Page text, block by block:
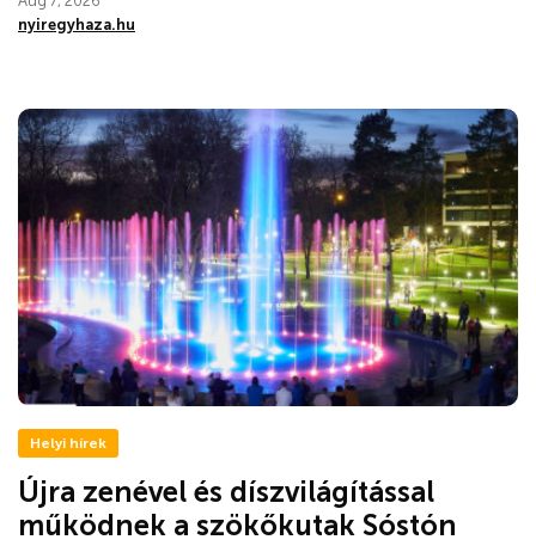
nyiregyhaza.hu
Helyi hírek
Újra zenével és díszvilágítással
működnek a szökőkutak Sóstón